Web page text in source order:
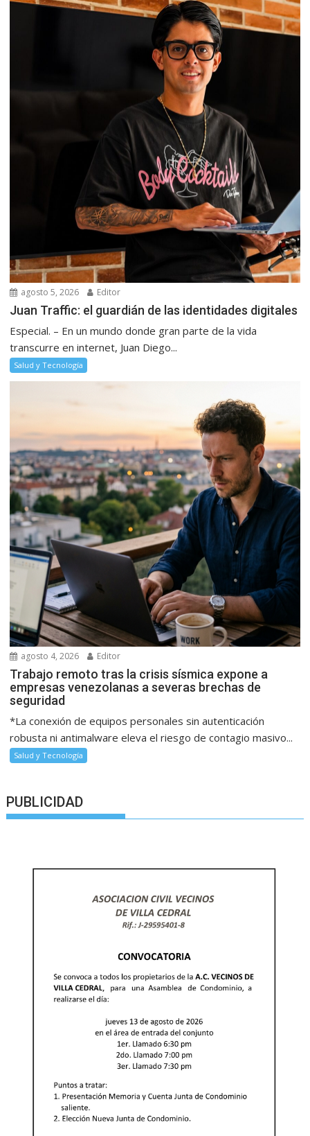
agosto 5, 2026 Editor
Juan Traffic: el guardián de las identidades digitales
Especial. – En un mundo donde gran parte de la vida
transcurre en internet, Juan Diego...
Salud y Tecnología
agosto 4, 2026 Editor
Trabajo remoto tras la crisis sísmica expone a
empresas venezolanas a severas brechas de
seguridad
*La conexión de equipos personales sin autenticación
robusta ni antimalware eleva el riesgo de contagio masivo...
Salud y Tecnología
PUBLICIDAD